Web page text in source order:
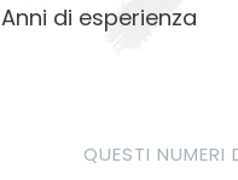
Anni di esperienza
QUESTI NUMERI